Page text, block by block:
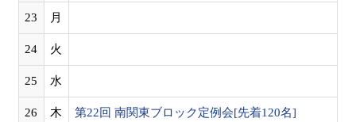
23 月
24 火
25 水
26 木 第22回 南関東ブロック定例会[先着120名]